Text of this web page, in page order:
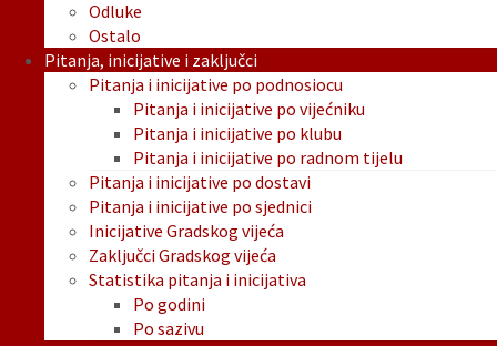
Odluke
Ostalo
Pitanja, inicijative i zaključci
Pitanja i inicijative po podnosiocu
Pitanja i inicijative po vijećniku
Pitanja i inicijative po klubu
Pitanja i inicijative po radnom tijelu
Pitanja i inicijative po dostavi
Pitanja i inicijative po sjednici
Inicijative Gradskog vijeća
Zaključci Gradskog vijeća
Statistika pitanja i inicijativa
Po godini
Po sazivu